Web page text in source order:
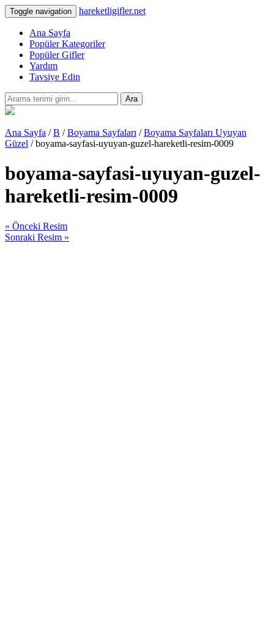
Toggle navigation hareketligifler.net
Ana Sayfa
Popüler Kategoriler
Popüler Gifler
Yardım
Tavsiye Edin
Ara
Ana Sayfa /B /Boyama Sayfaları /Boyama Sayfaları Uyuyan
Güzel / boyama-sayfasi-uyuyan-guzel-hareketli-resim-0009
boyama-sayfasi-uyuyan-guzel-
hareketli-resim-0009
« Önceki Resim
Sonraki Resim »